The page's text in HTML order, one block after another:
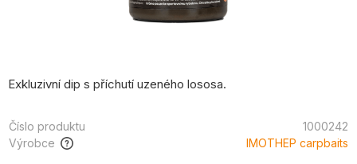
Exkluzivní dip s příchutí uzeného lososa.
Číslo produktu
1000242
Výrobce
IMOTHEP carpbaits